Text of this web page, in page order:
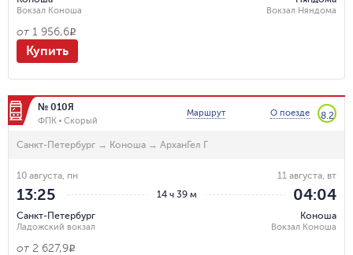
Вокзал Коноша Вокзал Няндома
от 1 956,6R
Купить
№ 010Я
ФПК Скорый
Маршрут О поезде 8.2
Санкт-Петербург → Коноша → АрханГел Г
14 ч 39 м
10 августа, пн
13:25
Санкт-Петербург
Ладожский вокзал
11 августа, вт
04:04
Коноша
Вокзал Коноша
от 2 627,9R